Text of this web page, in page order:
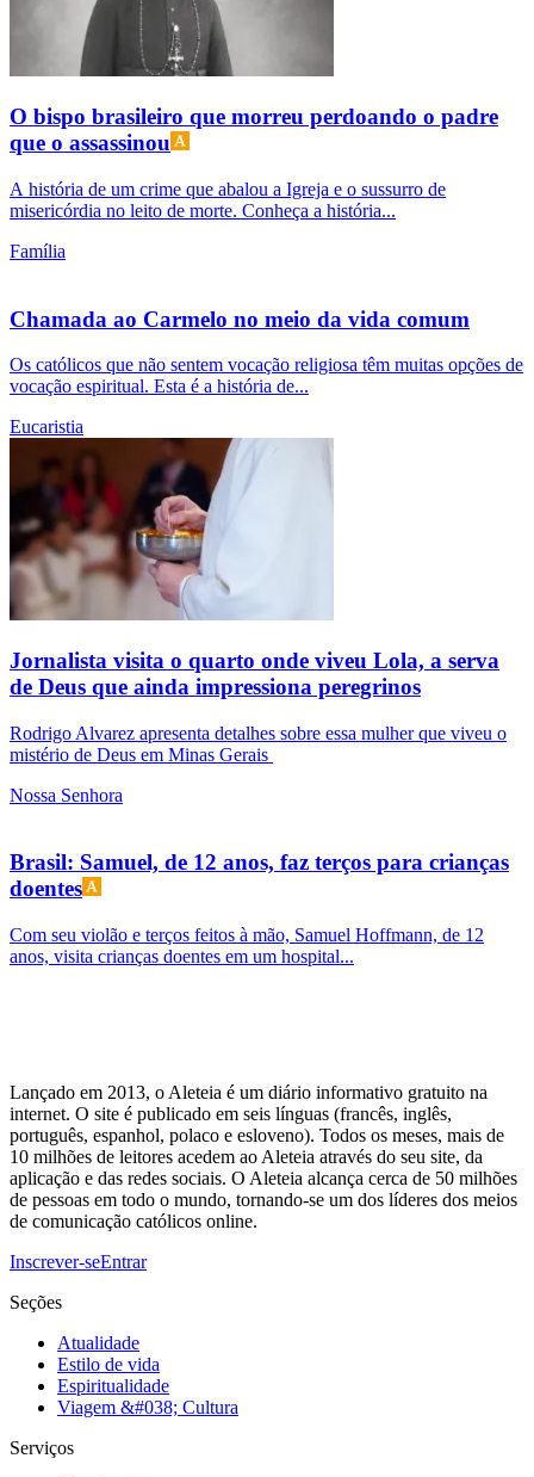
O bispo brasileiro que morreu perdoando o padre
que o assassinou
A história de um crime que abalou a Igreja e o sussurro de
misericórdia no leito de morte. Conheça a história...
Família
Chamada ao Carmelo no meio da vida comum
Os católicos que não sentem vocação religiosa têm muitas opções de
vocação espiritual. Esta é a história de...
Eucaristia
Jornalista visita o quarto onde viveu Lola, a serva
de Deus que ainda impressiona peregrinos
Rodrigo Alvarez apresenta detalhes sobre essa mulher que viveu o
mistério de Deus em Minas Gerais
Nossa Senhora
Brasil: Samuel, de 12 anos, faz terços para crianças
doentes
Com seu violão e terços feitos à mão, Samuel Hoffmann, de 12
anos, visita crianças doentes em um hospital...
Lançado em 2013, o Aleteia é um diário informativo gratuito na
internet. O site é publicado em seis línguas (francês, inglês,
português, espanhol, polaco e esloveno). Todos os meses, mais de
10 milhões de leitores acedem ao Aleteia através do seu site, da
aplicação e das redes sociais. O Aleteia alcança cerca de 50 milhões
de pessoas em todo o mundo, tornando-se um dos líderes dos meios
de comunicação católicos online.
Inscrever-seEntrar
Seções
Atualidade
Estilo de vida
Espiritualidade
Viagem &#038; Cultura
Serviços